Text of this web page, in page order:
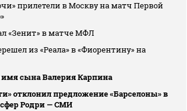
прилетели в Москву на матч Первой
«Зенит» в матче МФЛ
из «Реала» в «Фиорентину» на
имя сына Валерия Карпина
отклонил предложение «Барселоны» в
Родри — СМИ